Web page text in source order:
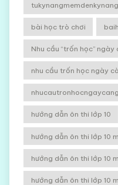
bài học trò chơi
Nhu cầu “trốn học”
nhu cầu trốn học ngày
hướng dẫn ôn thi lớp 10
hướng dẫn ôn thi lớp 10
hướng dẫn ôn thi lớp 10
hướng dẫn ôn thi lớp 10